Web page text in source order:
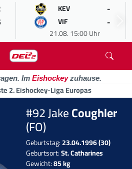
KEV -
VIF -
21.08. 15:00 Uhr
Im Eishockeyzuhause.
2. Eishockey-Liga Europas
#92 JakeCoughler
(FO)
Geburtstag:23.04.1996 (30)
Geburtsort:St. Catharines
Gewicht:85 kg